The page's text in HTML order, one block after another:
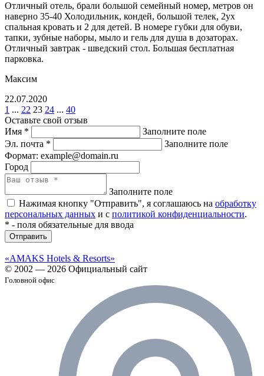
Отличный отель, брали большой семейный номер, метров он
наверно 35-40 Холодильник, кондей, большой телек, 2ух
спальная кровать и 2 для детей. В номере губки для обуви,
тапки, зубные наборы, мыло и гель для душа в дозаторах.
Отличный завтрак - шведский стол. Большая бесплатная
парковка.
Максим
22.07.2020
1 ... 22 23 24 ... 40
Оставьте свой отзыв
Имя *
Заполните поле
Эл. почта *
Заполните поле
Формат: example@domain.ru
Город
Заполните поле
Нажимая кнопку "Отправить", я соглашаюсь на обработку
персональных данных и с политикой конфиденциальности.
* - поля обязательные для ввода
Отправить
«AMAKS Hotels & Resorts»
© 2002 — 2026 Официальный сайт
Головной офис